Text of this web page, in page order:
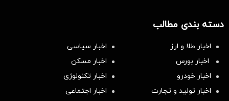
دسته بندی مطالب
اخبار طلا و ارز
اخبار سیاسی
اخبار بورس
اخبار مسکن
اخبار خودرو
اخبار تکنولوژی
اخبار تولید و تجارت
اخبار اجتماعی